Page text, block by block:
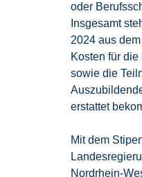
oder
Insgesamt
2024 aus
Kosten für
sowie die
erstattet
Mit dem
Nordrhein-